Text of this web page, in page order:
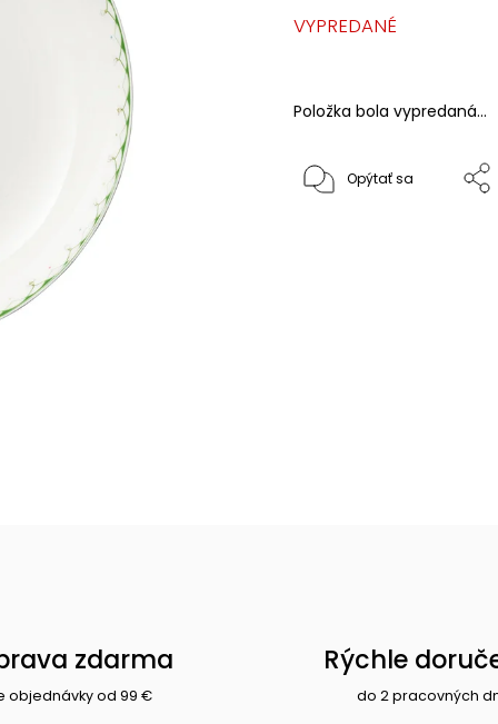
Položka bola vypredaná…
VYPREDANÉ
Opýtať sa
zdarma
objednávky od 99 €
Rýchle
do 2 pracovných